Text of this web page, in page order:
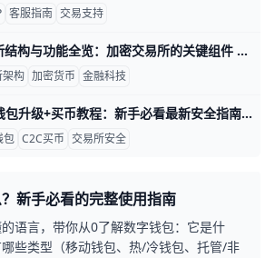
客服指南 交易支持
交易所结构与功能全览：加密交易所的关键组件 交易所介绍：理解加密交易所的基本结构与功能 在数字货币领域，交易所是连接买家和卖家的核心平台。例如，币安、Coinbase 等平台通过一个统一入口，帮助用户快速下单、查看行情和完成资金转移。为了让新手更易理解，本文用简单语言来讲清楚现货与衍生品交易所的常见结构与功能。
构 加密货币 金融科技
欧亿钱包升级+买币教程：新手必看最新安全指南 欧亿交易所近期在钱包技术和交易体验上推出了一系列升级，让用户的数字资产管理变得更安全也更方便。例如，欧亿宣布其钱包冷热钱包分离技术已升级到3.0版本，通过多重签名和时间锁机制加强冷钱包资金保护，即使部分私钥泄露，攻击者也无法在短时间内完成大额转账，这相当于为用户资产加了一层“双保险”。同时，欧亿钱包App新增首尾相似地址钓鱼检测功能，当地址与常见钓鱼地址高度相似时，系统会自动弹出风险提示，帮助用户避免误转或误操作导致的资产损失。
包 C2C买币 交易所安全
新手必看的完整使用指南
语言，带你从0了解数字钱包：它是什
些类型（移动钱包、热/冷钱包、托管/非